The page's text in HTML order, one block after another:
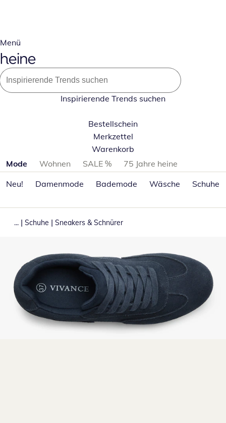
Menü
Inspirierende Trends suchen
Bestellschein
Merkzettel
Warenkorb
Produktkategorien überspringen
Mode Wohnen SALE %
75 Jahre heine
Neu!
Damenmode Bademode Wäsche Schuhe
... | Schuhe | Sneakers & Schnürer